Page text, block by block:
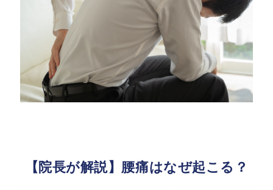
【院長が解説】腰痛はなぜ起こる？